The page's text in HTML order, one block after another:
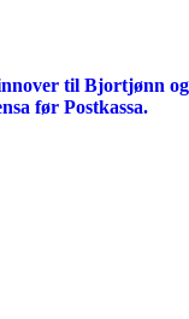
til Bjortjønn og
før Postkassa.